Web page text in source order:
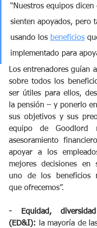
“Nuestros equipos dicen
sienten apoyados, pero
usando los beneficios
implementado para
Los entrenadores guían
sobre todos los
ser útiles para ellos,
la pensión – y ponerlo
sus objetivos y sus
equipo de Goodlord
asesoramiento
apoyar a los
mejores decisiones en
uno de los beneficios
que ofrecemos”.
- Equidad,
(ED&I): la mayoría de